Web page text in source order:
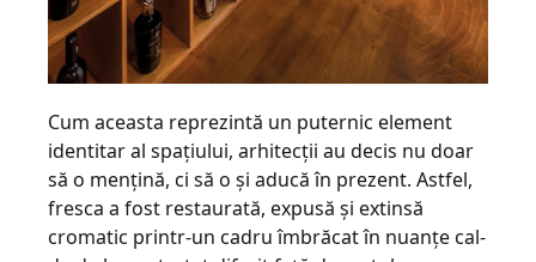
Cum aceasta reprezintă un puternic element
identitar al spaţiului, ar­hi­tecţii au decis nu doar
să o menţină, ci să o şi aducă în prezent. Astfel,
fres­ca a fost restaurată, expusă şi extinsă
cromatic printr-un cadru îmbrăcat în nuanţe cal­